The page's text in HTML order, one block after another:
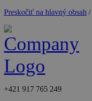
Preskočiť na hlavný obsah /
+421 917 765 249